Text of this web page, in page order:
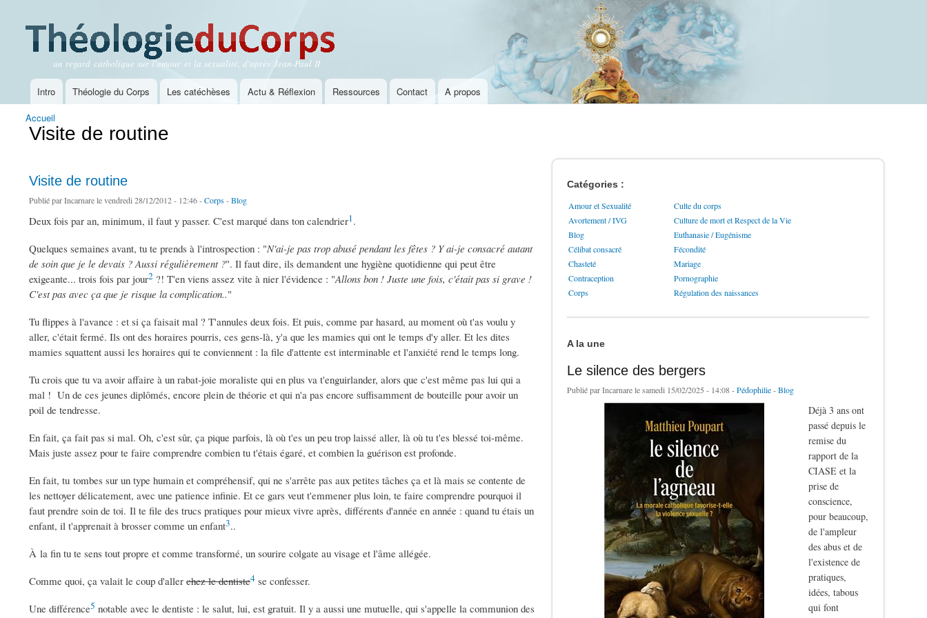
Théologie du Corps
un regard catholique sur l'amour et la sexualité, d'après Jean-Paul II
Menu principal
Intro Théologie du Corps Les catéchèses Actu & Réflexion Ressources Contact A propos
Vous êtes ici
Accueil
Visite de routine
Visite de routine
Publié parIncarnarele vendredi 28/12/2012 - 12:46 -Corps -Blog
Deux fois par an, minimum, il faut y passer. C'est marqué dans ton calendrier1.
Quelques semaines avant, tu te prends à l'introspection : "N'ai-je pas trop abusé pendant les fêtes ? Y ai-je consacré autant
de soin que je le devais ? Aussi régulièrement ?". Il faut dire, ils demandent une hygiène quotidienne qui peut être
exigeante... trois fois par jour2 ?! T'en viens assez vite à nier l'évidence : "Allons bon ! Juste une fois, c'était pas si grave !
C'est pas avec ça que je risque la complication.."
Tu flippes à l'avance : et si ça faisait mal ? T'annules deux fois. Et puis, comme par hasard, au moment où t'as voulu y
aller, c'était fermé. Ils ont des horaires pourris, ces gens-là, y'a que les mamies qui ont le temps d'y aller. Et les dites
mamies squattent aussi les horaires qui te conviennent : la file d'attente est interminable et l'anxiété rend le temps long.
Tu crois que tu va avoir affaire à un rabat-joie moraliste qui en plus va t'enguirlander, alors que c'est même pas lui qui a
mal ! Un de ces jeunes diplômés, encore plein de théorie et qui n'a pas encore suffisamment de bouteille pour avoir un
poil de tendresse.
En fait, ça fait pas si mal. Oh, c'est sûr, ça pique parfois, là où t'es un peu trop laissé aller, là où tu t'es blessé toi-même.
Mais juste assez pour te faire comprendre combien tu t'étais égaré, et combien la guérison est profonde.
En fait, tu tombes sur un type humain et compréhensif, qui ne s'arrête pas aux petites tâches ça et là mais se contente de
les nettoyer délicatement, avec une patience infinie. Et ce gars veut t'emmener plus loin, te faire comprendre pourquoi il
faut prendre soin de toi. Il te file des trucs pratiques pour mieux vivre après, différents d'année en année : quand tu étais un
enfant, il t'apprenait à brosser comme un enfant3..
À la fin tu te sens tout propre et comme transformé, un sourire colgate au visage et l'âme allégée.
Comme quoi, ça valait le coup d'aller chez le dentiste4 se confesser.
Une différence5 notable avec le dentiste : le salut, lui, est gratuit. Il y a aussi une mutuelle, qui s'appelle la communion des
Catégories :
Amour et Sexualité
Culte du corps
Avortement / IVG
Culture de mort et Respect de la Vie
Blog
Euthanasie / Eugénisme
Célibat consacré
Fécondité
Chasteté
Mariage
Contraception
Pornographie
Corps
Régulation des naissances
A la une
Le silence des bergers
Publié parIncarnarele samedi 15/02/2025 - 14:08 -Pédophilie-Blog
Déjà 3 ans ont
passé depuis le
remise du
rapport de la
CIASE et la
prise de
conscience,
pour beaucoup,
de l'ampleur
des abus et de
l'existence de
pratiques,
idées, tabous
qui font